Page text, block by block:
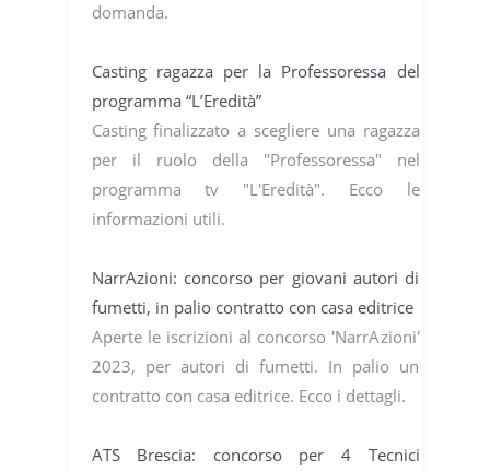
domanda.
Casting ragazza per la Professoressa del
programma “L’Eredità”
Casting finalizzato a scegliere una ragazza
per il ruolo della "Professoressa" nel
programma tv "L'Eredità". Ecco le
informazioni utili.
NarrAzioni: concorso per giovani autori di
fumetti, in palio contratto con casa editrice
Aperte le iscrizioni al concorso 'NarrAzioni'
2023, per autori di fumetti. In palio un
contratto con casa editrice. Ecco i dettagli.
ATS Brescia: concorso per 4 Tecnici